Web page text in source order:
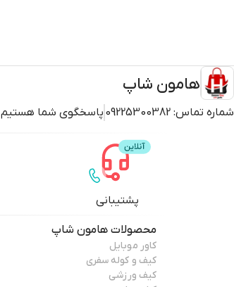
هامون شاپ
شماره تماس: 09225300382 پاسخگوی شما هستیم
پشتیبانی
محصولات هامون شاپ
کاور موبایل
کیف و کوله سفری
کیف ورزشی